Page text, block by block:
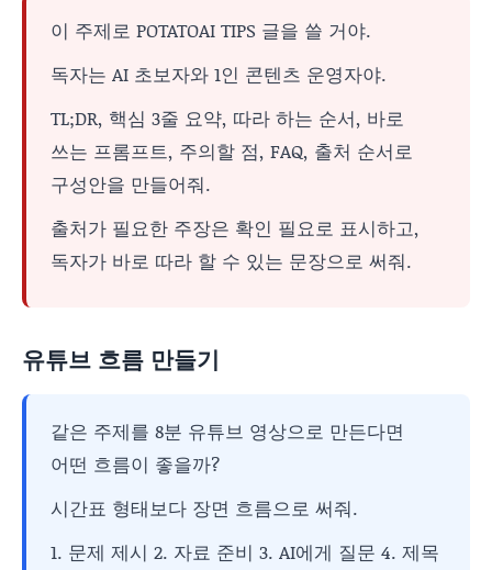
이 주제로 POTATOAI TIPS 글을 쓸 거야.
독자는 AI 초보자와 1인 콘텐츠 운영자야.
TL;DR, 핵심 3줄 요약, 따라 하는 순서, 바로
쓰는 프롬프트, 주의할 점, FAQ, 출처 순서로
구성안을 만들어줘.
출처가 필요한 주장은 확인 필요로 표시하고,
독자가 바로 따라 할 수 있는 문장으로 써줘.
유튜브 흐름 만들기
같은 주제를 8분 유튜브 영상으로 만든다면
어떤 흐름이 좋을까?
시간표 형태보다 장면 흐름으로 써줘.
1. 문제 제시 2. 자료 준비 3. AI에게 질문 4. 제목